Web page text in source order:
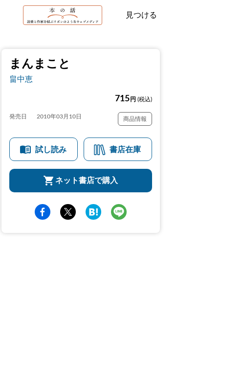
見つける
まんまこと
畠中恵
715 円 (税込)
発売日 2010年03月10日 商品情報
試し読み 書店在庫
ネット書店で購入